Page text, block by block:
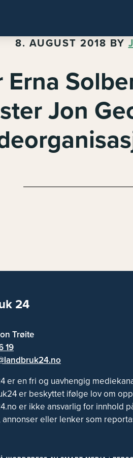
8. AUGUST 2018 BY
Jon
24
Trøite
19
er en fri og uavhengig
er beskyttet ifølge lov om
er ikke ansvarlig for innhold
annonser eller lenker som